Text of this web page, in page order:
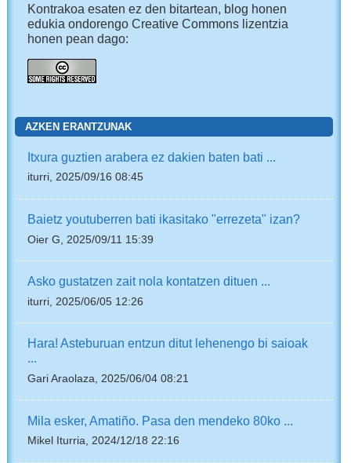
Kontrakoa esaten ez den bitartean, blog honen
edukia ondorengo Creative Commons lizentzia
honen pean dago:
AZKEN ERANTZUNAK
Itxura guztien arabera ez dakien baten bati ...
iturri, 2025/09/16 08:45
Baietz youtuberren bati ikasitako "errezeta" izan?
Oier G, 2025/09/11 15:39
Asko gustatzen zait nola kontatzen dituen ...
iturri, 2025/06/05 12:26
Hara! Asteburuan entzun ditut lehenengo bi saioak
...
Gari Araolaza, 2025/06/04 08:21
Mila esker, Amatiño. Pasa den mendeko 80ko ...
Mikel Iturria, 2024/12/18 22:16